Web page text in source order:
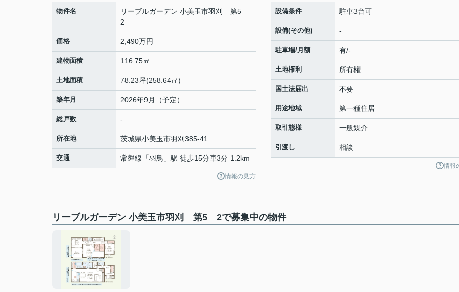
物件名
リーブルガーデン 小美玉市羽刈 第5
2
価格 2,490万円
建物面積 116.75㎡
土地面積 78.23坪(258.64㎡)
築年月 2026年9月（予定）
総戸数 -
所在地 茨城県小美玉市羽刈 385-41
交通 常磐線 「羽鳥 」駅 徒歩15分車3分 1.2km
情報の見方
設備条件 駐車3台可
設備(その他) -
駐車場/月額 有/-
土地権利 所有権
国土法届出 不要
用途地域 第一種住居
取引態様 一般媒介
引渡し 相談
情報
リーブルガーデン 小美玉市羽刈 第5 2で募集中の物件